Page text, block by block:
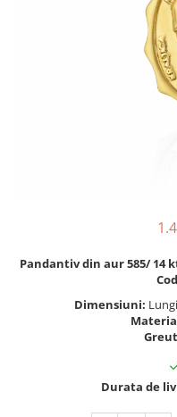
BRATARA TIP ROZARIU
Pandantiv din aur 585/ 14
Dimensiuni:
Durata de